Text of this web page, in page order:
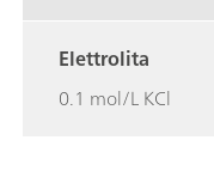
Elettrolita
0.1 mol/L KCl